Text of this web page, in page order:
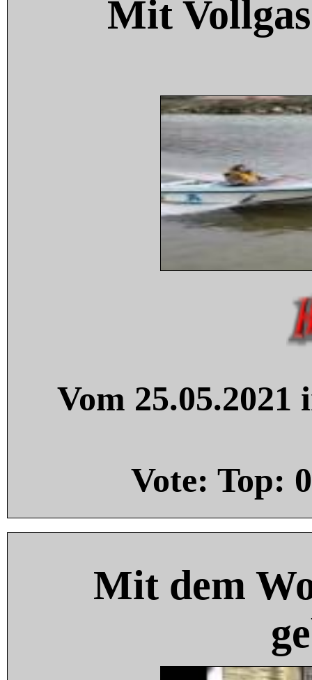
Mit
Vom
Vote: Top: 0
Mit dem